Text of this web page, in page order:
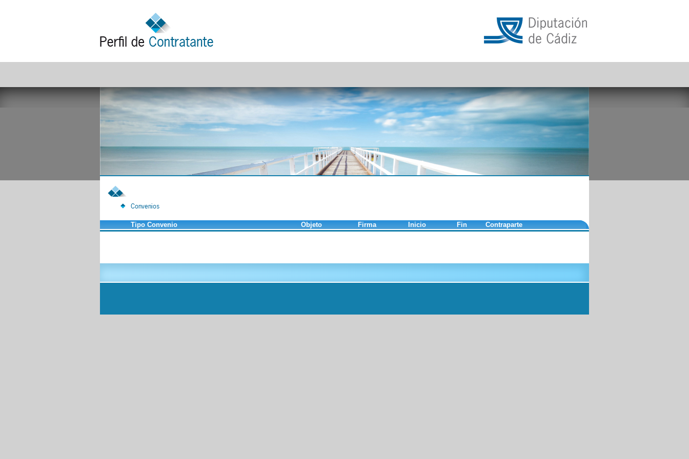
Convenios
Tipo Convenio Objeto Firma Inicio Fin Contraparte